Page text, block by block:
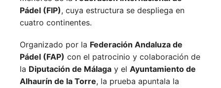
Pádel (FIP), cuya estructura se despliega en
cuatro continentes.
Organizado por la Federación Andaluza de
Pádel (FAP) con el patrocinio y colaboración de
la Diputación de Málaga y el Ayuntamiento de
Alhaurín de la Torre, la prueba apuntala la